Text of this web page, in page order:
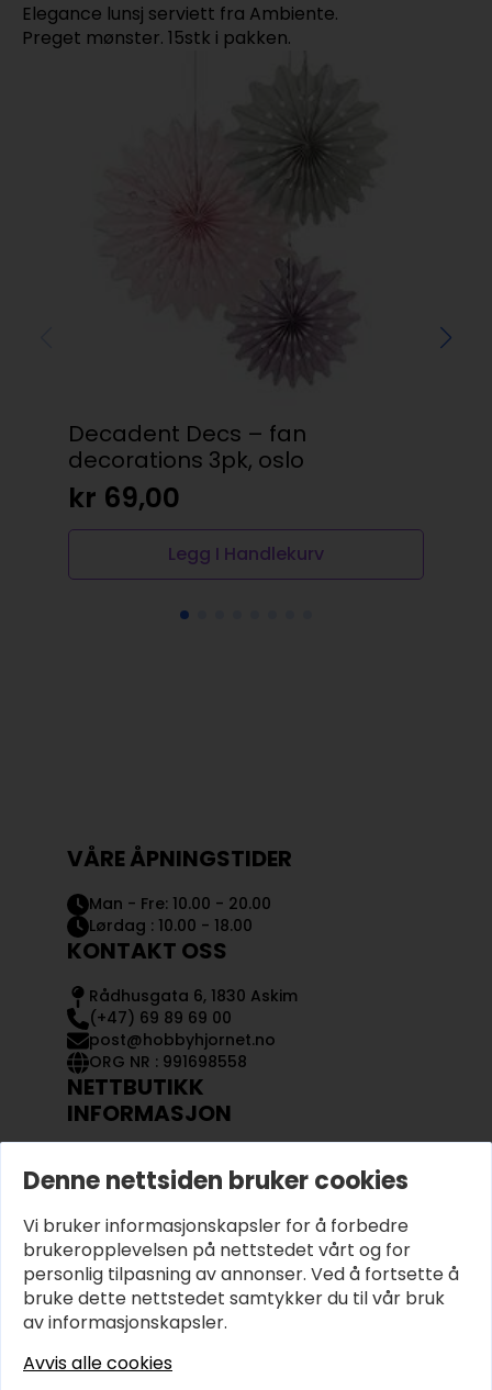
Elegance lunsj serviett fra Ambiente.
Preget mønster. 15stk i pakken.
Decadent Decs – fan
decorations 3pk, oslo
kr 69,00
Legg I Handlekurv
VÅRE ÅPNINGSTIDER
Man - Fre: 10.00 - 20.00
Lørdag : 10.00 - 18.00
KONTAKT OSS
Rådhusgata 6, 1830 Askim
(+47) 69 89 69 00
post@hobbyhjornet.no
ORG NR : 991698558
NETTBUTIKK
INFORMASJON
OM OSS
KJØPSVILKÅR OG BETINGELSER
PERSONVERN
Denne nettsiden bruker cookies
Vi bruker informasjonskapsler for å forbedre
brukeropplevelsen på nettstedet vårt og for
personlig tilpasning av annonser. Ved å fortsette å
bruke dette nettstedet samtykker du til vår bruk
av informasjonskapsler.
Avvis alle cookies